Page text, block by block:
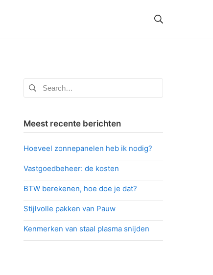
Zoeken
naar:
Meest recente berichten
Hoeveel zonnepanelen heb ik nodig?
Vastgoedbeheer: de kosten
BTW berekenen, hoe doe je dat?
Stijlvolle pakken van Pauw
Kenmerken van staal plasma snijden